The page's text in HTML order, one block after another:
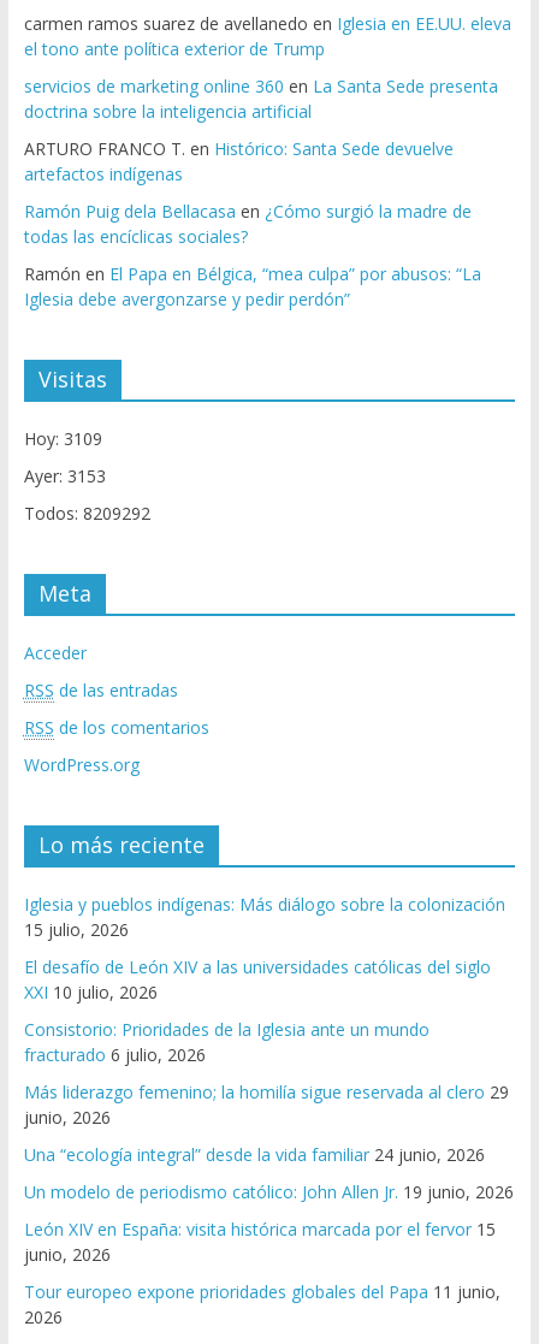
carmen ramos suarez de avellanedo en Iglesia en EE.UU. eleva
el tono ante política exterior de Trump
servicios de marketing online 360 en La Santa Sede presenta
doctrina sobre la inteligencia artificial
ARTURO FRANCO T. en Histórico: Santa Sede devuelve
artefactos indígenas
Ramón Puig dela Bellacasa en ¿Cómo surgió la madre de
todas las encíclicas sociales?
Ramón en El Papa en Bélgica, “mea culpa” por abusos: “La
Iglesia debe avergonzarse y pedir perdón”
Visitas
Hoy: 3109
Ayer: 3153
Todos: 8209292
Meta
Acceder
RSS de las entradas
RSS de los comentarios
WordPress.org
Lo más reciente
Iglesia y pueblos indígenas: Más diálogo sobre la colonización
15 julio, 2026
El desafío de León XIV a las universidades católicas del siglo
XXI 10 julio, 2026
Consistorio: Prioridades de la Iglesia ante un mundo
fracturado 6 julio, 2026
Más liderazgo femenino; la homilía sigue reservada al clero 29
junio, 2026
Una “ecología integral” desde la vida familiar 24 junio, 2026
Un modelo de periodismo católico: John Allen Jr. 19 junio, 2026
León XIV en España: visita histórica marcada por el fervor 15
junio, 2026
Tour europeo expone prioridades globales del Papa 11 junio,
2026